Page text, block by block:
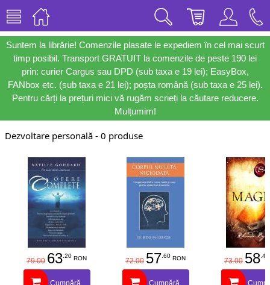
Suntem la librărie! Comenzile plasate le expediem în cel mai scurt
timp posibil. Transport GRATUIT la comenzile de peste 190 lei
prin: curier Cargus sau DPD (sub taxa e 19 lei); EasyBox,
FANbox etc. (sub taxa e 21 lei); poșta română (sub taxa e 25 lei).
Pentru cărți la prețuri mici vă rugăm scrieți la căutare reducere.
Mulțumim!
Dezvoltare personală - 0 produse
79.00 63 .20 RON
Cumpără
72.00 57 .60 RON
Cumpără
73.00 58 .40